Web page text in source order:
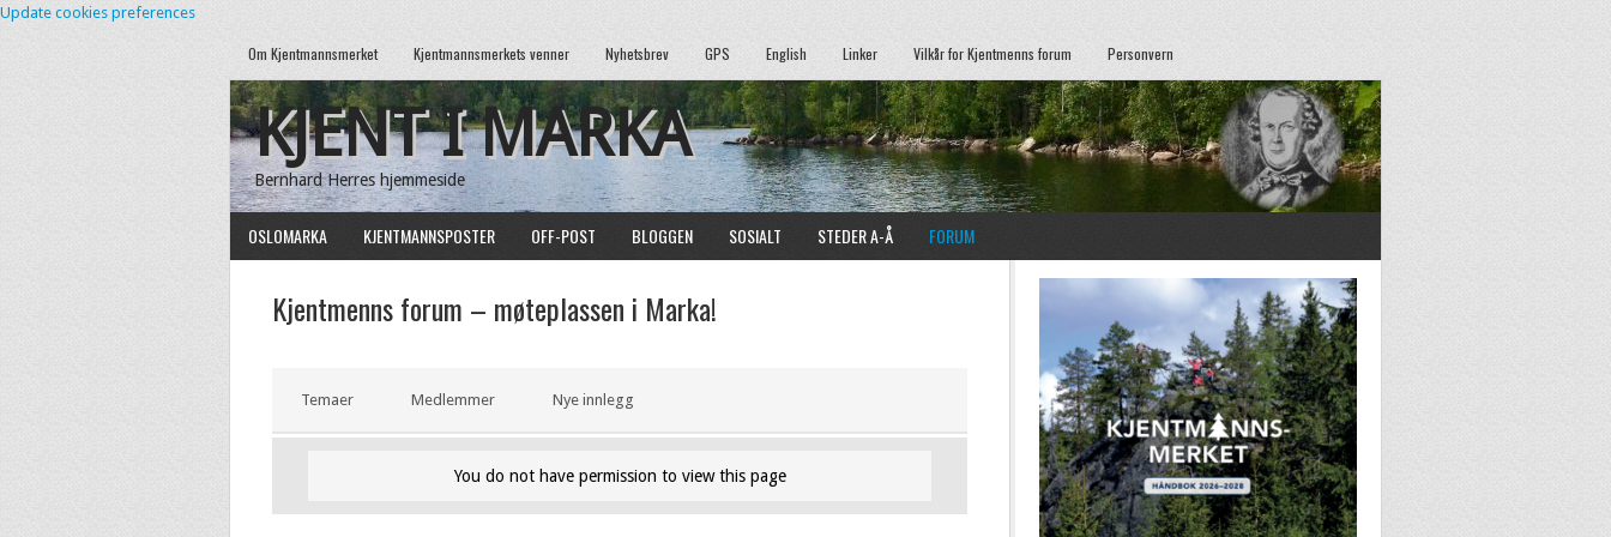
Update cookies preferences
Om Kjentmannsmerket Kjentmannsmerkets venner Nyhetsbrev GPS English Linker Vilkår for Kjentmenns forum Personvern
KJENT I MARKA
Bernhard Herres hjemmeside
OSLOMARKA KJENTMANNSPOSTER OFF-POST BLOGGEN SOSIALT STEDER A-Å FORUM
Kjentmenns forum – møteplassen i Marka!
Temaer Medlemmer Nye innlegg
You do not have permission to view this page